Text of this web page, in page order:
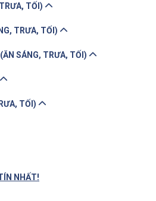
TỐI)
TRƯA, TỐI)
SÁNG, TRƯA, TỐI)
TỐI)
NHẤT!